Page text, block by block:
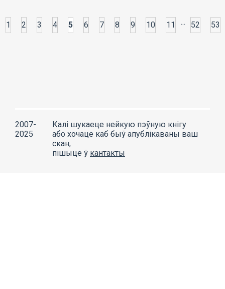
1 2 3 4 5 6 7 8 9 10 11 ... 52 53
2007-
2025
Калі шукаеце нейкую пэўную кнігу
або хочаце каб быў апублікаваны ваш
скан,
пішыце ў кантакты